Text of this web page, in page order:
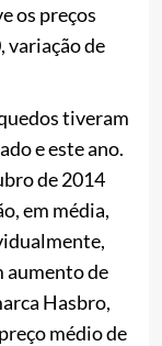
os preços
variação de
tiveram
e este ano.
de 2014
em média,
aumento de
Hasbro,
médio de